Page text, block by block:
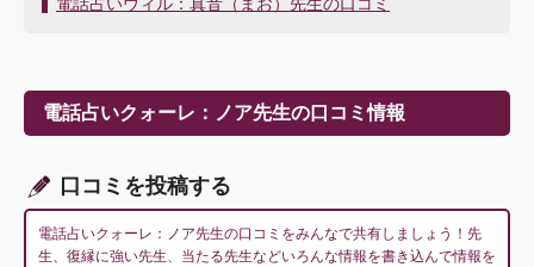
ー
シ
ン
電話占いウィル：真音（まお）先生の口コミ
電話占いクォーレ：ノア先生の口コミ情報
口コミを投稿する
電話占いクォーレ：ノア先生の口コミをみんなで共有しましょう！先
生、復縁に強い先生、当たる先生などいろんな情報を書き込んで情報を